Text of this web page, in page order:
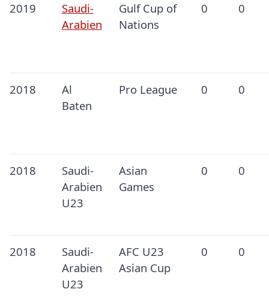
2019
Saudi-
Arabien
Gulf Cup of
Nations
0 0
2018
Al
Baten
Pro League 0 0
2018
Saudi-
Arabien
U23
Asian
Games
0 0
2018
Saudi-
Arabien
U23
AFC U23
Asian Cup
0 0